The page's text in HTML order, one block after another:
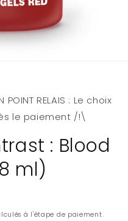
POINT RELAIS : Le choix
le paiement /!\
: Blood
ml)
à l'étape de paiement.